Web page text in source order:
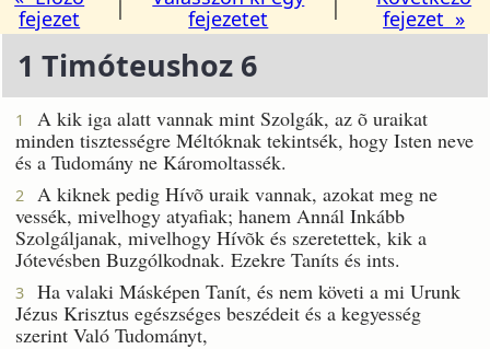
fejezet
|
fejezetet
|
fejezet »
1 Timóteushoz 6
1
A kik iga alatt vannak mint Szolgák, az õ uraikat
minden tisztességre Méltóknak tekintsék, hogy Isten neve
és a Tudomány ne Káromoltassék.
2
A kiknek pedig Hívõ uraik vannak, azokat meg ne
vessék, mivelhogy atyafiak; hanem Annál Inkább
Szolgáljanak, mivelhogy Hívõk és szeretettek, kik a
Jótevésben Buzgólkodnak. Ezekre Taníts és ints.
3
Ha valaki Másképen Tanít, és nem követi a mi Urunk
Jézus Krisztus egészséges beszédeit és a kegyesség
szerint Való Tudományt,